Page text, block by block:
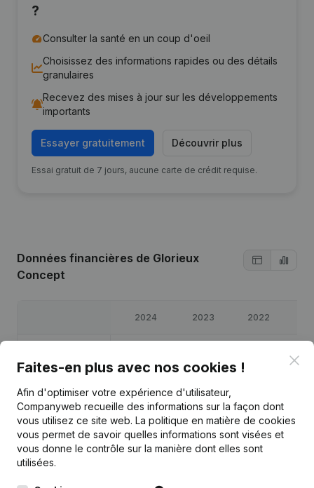
?
Consulter la santé en un coup d'oeil
Choisissez des informations rapides ou des détails
granulaires
Recevez des mises à jour sur les développements
importants
Essayer gratuitement Découvrir plus
Essai gratuit de 7 jours, aucune carte de crédit requise.
Données financières de Glorieux
Concept
2024 2023 2022
Capitaux propres 101 567 € 62 393
Marge brute €46 241 €-35 519 € 68 449 €
Faites-en plus avec nos cookies !
Afin d'optimiser votre expérience d'utilisateur,
Companyweb recueille des informations sur la façon dont
vous utilisez ce site web. La politique en matière de cookies
vous permet de savoir quelles informations sont visées et
vous donne le contrôle sur la manière dont elles sont
utilisées.